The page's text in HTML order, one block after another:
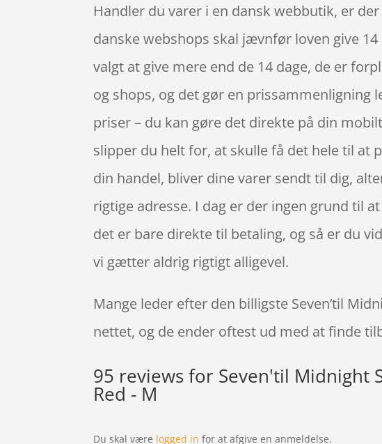
Handler du varer i en dansk webbutik, er
danske webshops skal jævnfør loven give
valgt at give mere end de 14 dage, de er
og shops, og det gør en
priser – du kan gøre det direkte på din
slipper du helt for, at skulle få det hele til at
din handel, bliver dine varer sendt til dig,
rigtige adresse. I dag er der ingen grund til
det er bare direkte til betaling, og så er du
vi gætter aldrig rigtigt alligevel.
Mange leder efter den billigste Seven’til
nettet, og de ender oftest ud med at finde
95 reviews for Seven'til Midnight
Red - M
Du skal være logged in for at afgive en anmeldelse.